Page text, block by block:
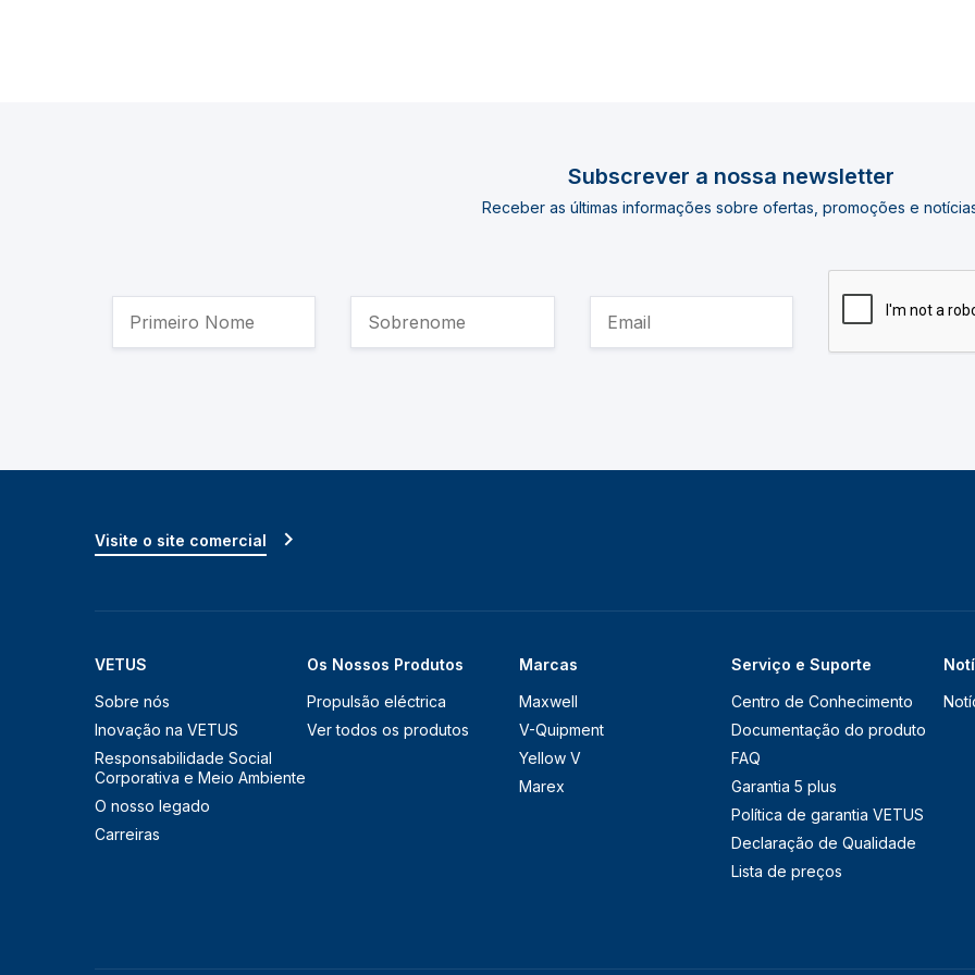
Subscrever a nossa newsletter
Receber as últimas informações sobre ofertas, promoções e
VETUS
Sobre nós
Inovação na VETUS
Responsabilidade Social
Corporativa e Meio Ambiente
O nosso legado
Carreiras
Os Nossos Produtos
Propulsão eléctrica
Ver todos os produtos
Marcas
Maxwell
V-Quipment
Yellow V
Marex
Serviço e Suporte
Centro de Conhecimento
Documentação do produto
FAQ
Garantia 5 plus
Política de garantia VETUS
Declaração de Qualidade
Lista de preços
Visite o site comercial